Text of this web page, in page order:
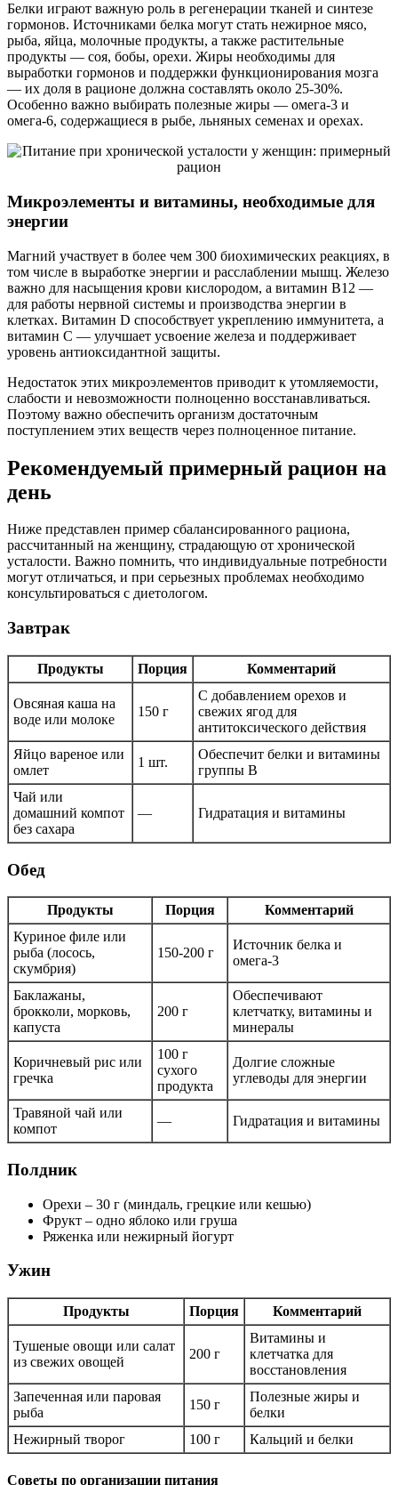
Белки играют важную роль в регенерации тканей и синтезе
гормонов. Источниками белка могут стать нежирное мясо,
рыба, яйца, молочные продукты, а также растительные
продукты — соя, бобы, орехи. Жиры необходимы для
выработки гормонов и поддержки функционирования мозга
— их доля в рационе должна составлять около 25-30%.
Особенно важно выбирать полезные жиры — омега-3 и
омега-6, содержащиеся в рыбе, льняных семенах и орехах.
Микроэлементы и витамины, необходимые для
энергии
Магний участвует в более чем 300 биохимических реакциях, в
том числе в выработке энергии и расслаблении мышц. Железо
важно для насыщения крови кислородом, а витамин В12 —
для работы нервной системы и производства энергии в
клетках. Витамин D способствует укреплению иммунитета, а
витамин С — улучшает усвоение железа и поддерживает
уровень антиоксидантной защиты.
Недостаток этих микроэлементов приводит к утомляемости,
слабости и невозможности полноценно восстанавливаться.
Поэтому важно обеспечить организм достаточным
поступлением этих веществ через полноценное питание.
Рекомендуемый примерный рацион на
день
Ниже представлен пример сбалансированного рациона,
рассчитанный на женщину, страдающую от хронической
усталости. Важно помнить, что индивидуальные потребности
могут отличаться, и при серьезных проблемах необходимо
консультироваться с диетологом.
Завтрак
Продукты Порция Комментарий
Овсяная каша на
воде или молоке
150 г
С добавлением орехов и
свежих ягод для
антитоксического действия
Яйцо вареное или
омлет
1 шт.
Обеспечит белки и витамины
группы В
Чай или
домашний компот
без сахара
— Гидратация и витамины
Обед
Продукты Порция
Комментарий
Куриное филе или
рыба (лосось,
скумбрия)
150-200 г
Источник белка и
омега-3
Баклажаны,
брокколи, морковь,
капуста
200 г
Обеспечивают
клетчатку, витамины и
минералы
Коричневый рис или
гречка
100 г
сухого
продукта
Долгие сложные
углеводы для энергии
Травяной чай или
компот
— Гидратация и витамины
Полдник
Орехи – 30 г (миндаль, грецкие или кешью)
Фрукт – одно яблоко или груша
Ряженка или нежирный йогурт
Ужин
Продукты Порция Комментарий
Тушеные овощи или салат
из свежих овощей
200 г
Витамины и
клетчатка для
восстановления
Запеченная или паровая
рыба
150 г
Полезные жиры и
белки
Нежирный творог
100 г Кальций и белки
Советы по организации питания